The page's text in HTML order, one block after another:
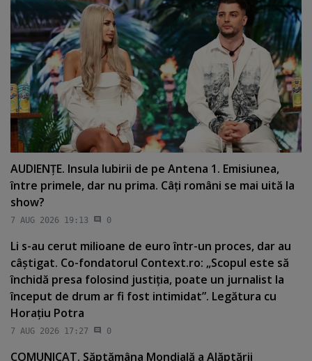
AUDIENŢE. Insula Iubirii de pe Antena 1. Emisiunea,
între primele, dar nu prima. Câţi români se mai uită la
show?
7 AUG 2026 19:13 0
Li s-au cerut milioane de euro într-un proces, dar au
câştigat. Co-fondatorul Context.ro: „Scopul este să
închidă presa folosind justiţia, poate un jurnalist la
început de drum ar fi fost intimidat”. Legătura cu
Horaţiu Potra
7 AUG 2026 17:27 0
COMUNICAT. Săptămâna Mondială a Alăptării